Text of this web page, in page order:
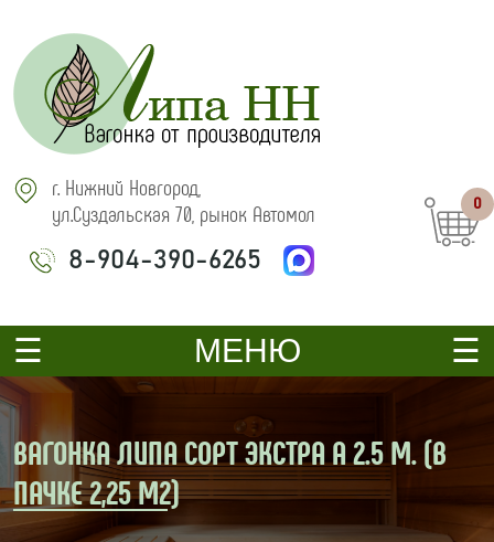
г. Нижний Новгород,
ул.Суздальская 70, рынок Автомол
8-904-390-6265
0
МЕНЮ
ВАГОНКА ЛИПА СОРТ ЭКСТРА А 2.5 М. (В
ПАЧКЕ 2,25 М2)